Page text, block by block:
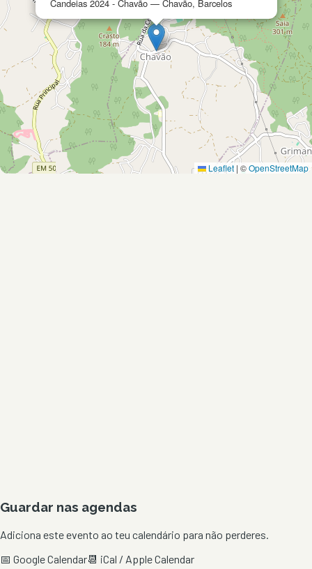
Candeias 2024 - Chavão — Chavão, Barcelos
Leaflet | ©OpenStreetMap
Guardar nas agendas
Adiciona este evento ao teu calendário para não perderes.
📅 Google Calendar📆 iCal / Apple Calendar